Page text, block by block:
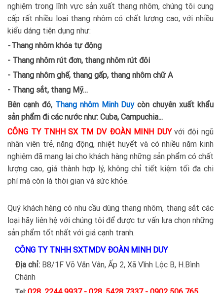
nghiệm trong lĩnh vực sản xuất thang nhôm, chúng tôi cung
cấp rất nhiều loại thang nhôm có chất lượng cao, với nhiều
kiểu dáng tiện dụng như:
-Thang nhôm khóa tự động
- Thang nhôm rút đơn, thang nhôm rút đôi
- Thang nhôm ghế, thang gấp, thang nhôm chữ A
- Thang sắt, thang Mỹ…
Bên cạnh đó, Thang nhôm Minh Duycòn chuyên xuất khẩu
sản phẩm đi các nước như: Cuba, Campuchia...
CÔNG TY TNHH SX TM DV ĐOÀN MINH DUYvới đội ngũ
nhân viên trẻ, năng động, nhiệt huyết và có nhiều năm kinh
nghiệm đã mang lại cho khách hàng những sản phẩm có chất
lượng cao, giá thành hợp lý, không chỉ tiết kiệm tối đa chi
phí mà còn là thời gian và sức khỏe.
Quý khách hàng có nhu cầu dùng thang nhôm, thang sắt các
loại hãy liên hệ với chúng tôi để được tư vấn lựa chọn những
sản phẩm tốt nhất với giá cạnh tranh.
CÔNG TY TNHH SXTMDV ĐOÀN MINH DUY
Địa chỉ: B8/1F Võ Văn Vân, Ấp 2, Xã Vĩnh Lộc B, H.Bình
Chánh